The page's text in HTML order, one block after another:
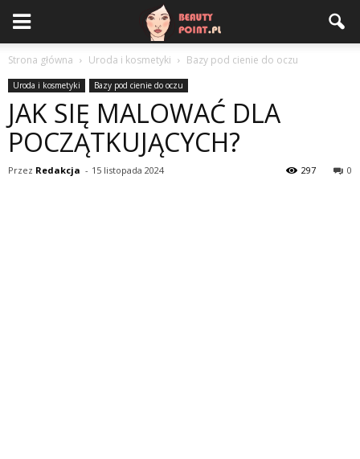
Strona główna Uroda i kosmetyki Bazy pod cienie do oczu
Uroda i kosmetyki Bazy pod cienie do oczu
JAK SIĘ MALOWAĆ DLA
POCZĄTKUJĄCYCH?
Przez Redakcja - 15 listopada 2024 0
297